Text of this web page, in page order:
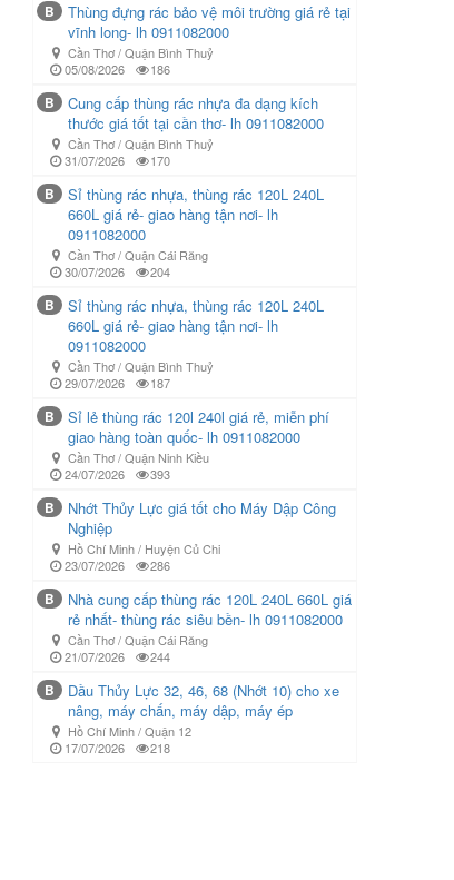
B
Thùng đựng rác bảo vệ môi trường giá rẻ tại
vĩnh long- lh 0911082000
Cần Thơ / Quận Bình Thuỷ
05/08/2026
186
B
Cung cấp thùng rác nhựa đa dạng kích
thước giá tốt tại cần thơ- lh 0911082000
Cần Thơ / Quận Bình Thuỷ
31/07/2026
170
B
Sỉ thùng rác nhựa, thùng rác 120L 240L
660L giá rẻ- giao hàng tận nơi- lh
0911082000
Cần Thơ / Quận Cái Răng
30/07/2026
204
B
Sỉ thùng rác nhựa, thùng rác 120L 240L
660L giá rẻ- giao hàng tận nơi- lh
0911082000
Cần Thơ / Quận Bình Thuỷ
29/07/2026
187
B
Sỉ lẻ thùng rác 120l 240l giá rẻ, miễn phí
giao hàng toàn quốc- lh 0911082000
Cần Thơ / Quận Ninh Kiều
24/07/2026
393
B
Nhớt Thủy Lực giá tốt cho Máy Dập Công
Nghiệp
Hồ Chí Minh / Huyện Củ Chi
23/07/2026
286
B
Nhà cung cấp thùng rác 120L 240L 660L giá
rẻ nhất- thùng rác siêu bền- lh 0911082000
Cần Thơ / Quận Cái Răng
21/07/2026
244
B
Dầu Thủy Lực 32, 46, 68 (Nhớt 10) cho xe
nâng, máy chấn, máy dập, máy ép
Hồ Chí Minh / Quận 12
17/07/2026
218